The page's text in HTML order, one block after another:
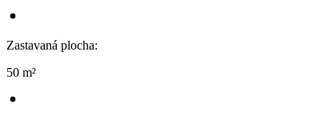
Zastavaná plocha:
50 m²